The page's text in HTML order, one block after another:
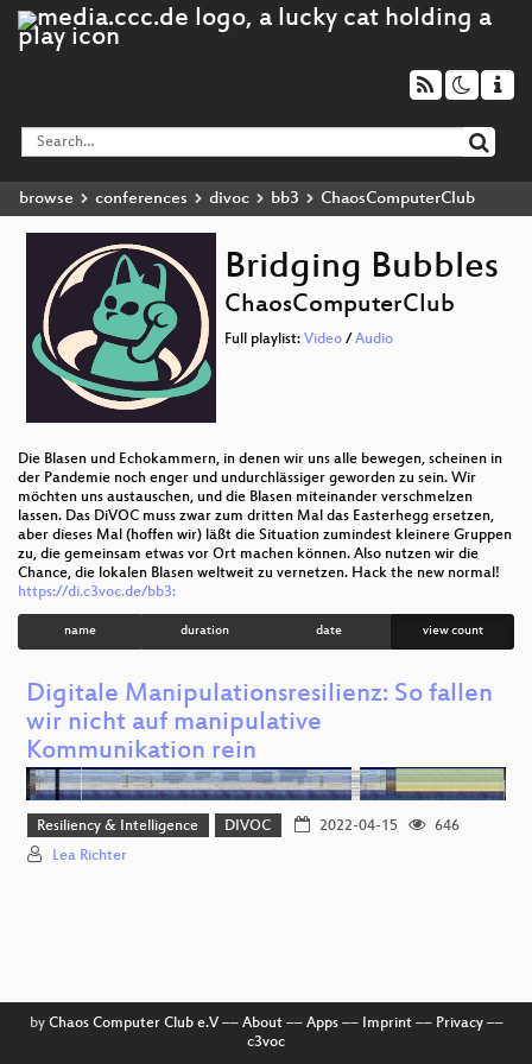
browse conferences divoc bb3 ChaosComputerClub
Bridging Bubbles
ChaosComputerClub
Full playlist: Video / Audio
Die Blasen und Echokammern, in denen wir uns alle bewegen, scheinen in
der Pandemie noch enger und undurchlässiger geworden zu sein. Wir
möchten uns austauschen, und die Blasen miteinander verschmelzen
lassen. Das DiVOC muss zwar zum dritten Mal das Easterhegg ersetzen,
aber dieses Mal (hoffen wir) läßt die Situation zumindest kleinere Gruppen
zu, die gemeinsam etwas vor Ort machen können. Also nutzen wir die
Chance, die lokalen Blasen weltweit zu vernetzen. Hack the new normal!
https://di.c3voc.de/bb3:
name duration date view count
Digitale Manipulationsresilienz: So fallen
wir nicht auf manipulative
Kommunikation rein
Resiliency & Intelligence DIVOC 2022-04-15
646
Lea Richter
by Chaos Computer Club e.V–– About–– Apps–– Imprint–– Privacy––
c3voc